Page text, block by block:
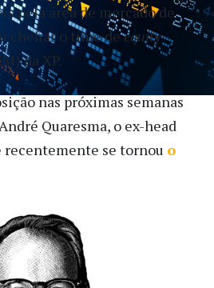
pela área de mercado de
chefiar o time deequity
da XP.
nas próximas semanas
Quaresma, o ex-head
recentemente se tornou o